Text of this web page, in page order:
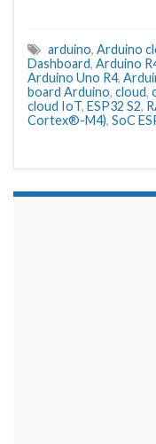
arduino, Arduino
Dashboard, Arduino
Arduino Uno R4,
board Arduino, cloud,
cloud IoT, ESP32 S2,
Cortex®-M4), SoC